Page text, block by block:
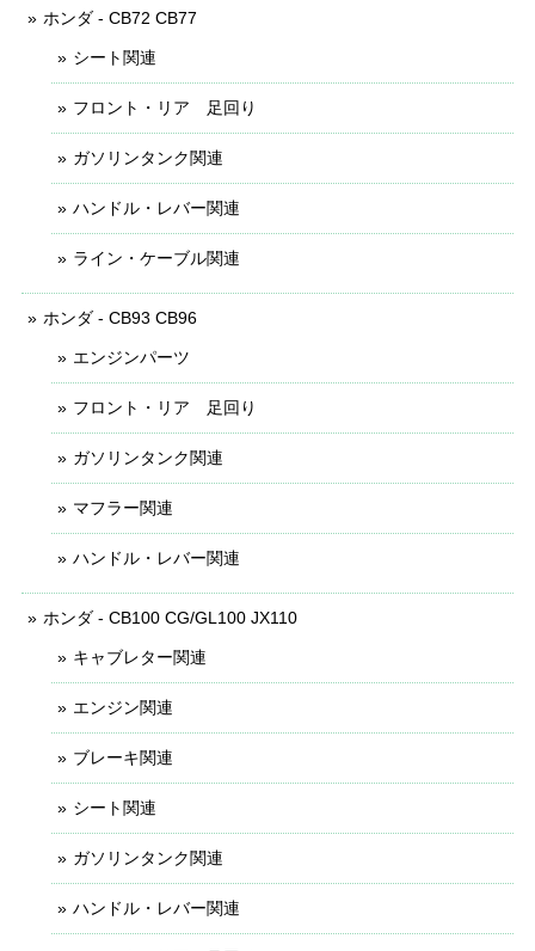
ホンダ - CB72 CB77
シート関連
フロント・リア 足回り
ガソリンタンク関連
ハンドル・レバー関連
ライン・ケーブル関連
ホンダ - CB93 CB96
エンジンパーツ
フロント・リア 足回り
ガソリンタンク関連
マフラー関連
ハンドル・レバー関連
ホンダ - CB100 CG/GL100 JX110
キャブレター関連
エンジン関連
ブレーキ関連
シート関連
ガソリンタンク関連
ハンドル・レバー関連